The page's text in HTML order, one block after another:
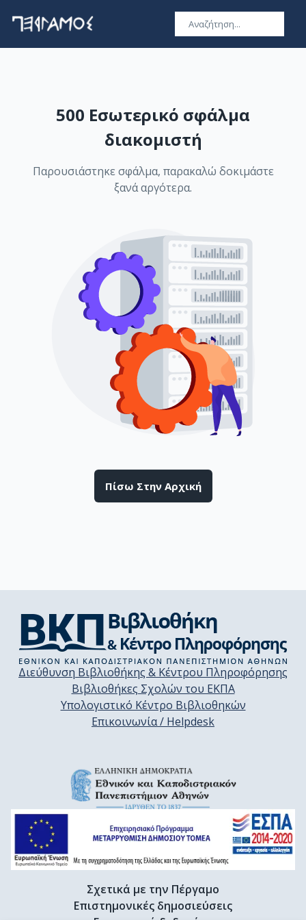
500 Εσωτερικό σφάλμα
διακομιστή
Παρουσιάστηκε σφάλμα, παρακαλώ δοκιμάστε
ξανά αργότερα.
Πίσω Στην Αρχική
Διεύθυνση Βιβλιοθήκης & Κέντρου Πληροφόρησης
Βιβλιοθήκες Σχολών του ΕΚΠΑ
Υπολογιστικό Κέντρο Βιβλιοθηκών
Επικοινωνία / Helpdesk
Σχετικά με την Πέργαμο
Επιστημονικές δημοσιεύσεις